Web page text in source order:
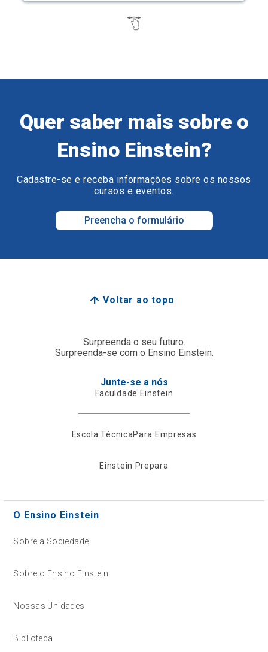
Quer saber mais sobre o
Ensino Einstein?
Cadastre-se e receba informações sobre os nossos
cursos e eventos.
Preencha o formulário
Voltar ao topo
Surpreenda o seu futuro.
Surpreenda-se com o Ensino Einstein.
Junte-se a nós
Faculdade Einstein
Escola TécnicaPara Empresas
Einstein Prepara
O Ensino Einstein
Sobre a Sociedade
Sobre o Ensino Einstein
Nossas Unidades
Biblioteca